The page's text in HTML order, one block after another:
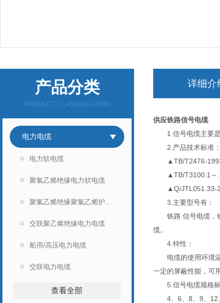
产品分类
PRODUCT CLASSIFICATION
电力电缆
电力软电缆
聚氯乙烯绝缘电力软电缆
交联聚乙烯绝缘电力电缆
船用/高压电力电缆
交联电力电缆
查看全部
详细介
供应铁路信号电缆
1.信号电缆主要是
2.产品技术标准
▲TB/T2476-
▲TB/T3100.1～
▲Q/JTL051.33-
3.主要型号有：
铁路 信号电缆，铁
缆。
4.特性：
电缆的使用环境温
一定的屏蔽性能，可
5.信号电缆规格标
4、6、8、9、12、